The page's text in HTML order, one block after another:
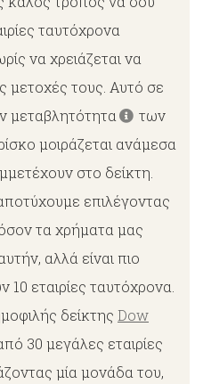
ταυτόχρονα
να χρειάζεται να
μετοχές τους. Αυτό σε
μεταβλητότητα
των
μοιράζεται ανάμεσα
στο δείκτη.
επιλέγοντας
τα χρήματα μας
αλλά είναι πιο
εταιρίες ταυτόχρονα.
δείκτης Dow
30 μεγάλες εταιρίες
μία μονάδα του,